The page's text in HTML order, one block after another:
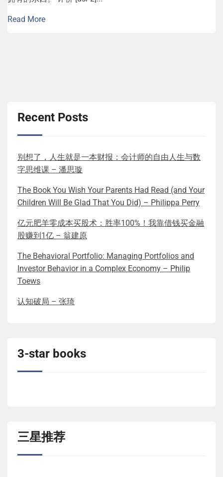
Read More
Recent Posts
别想了，人生就是一本财报：会计师的自由人生与数
字思维课 – 潘思璇
The Book You Wish Your Parents Had Read (and Your
Children Will Be Glad That You Did) – Philippa Perry
亿元肥羊零成本买股术：胜率100%！我靠借钱买金融
股赚到1亿 – 翁建原
The Behavioral Portfolio: Managing Portfolios and
Investor Behavior in a Complex Economy – Philip
Toews
认知破局 – 张琦
3-star books
三星推荐